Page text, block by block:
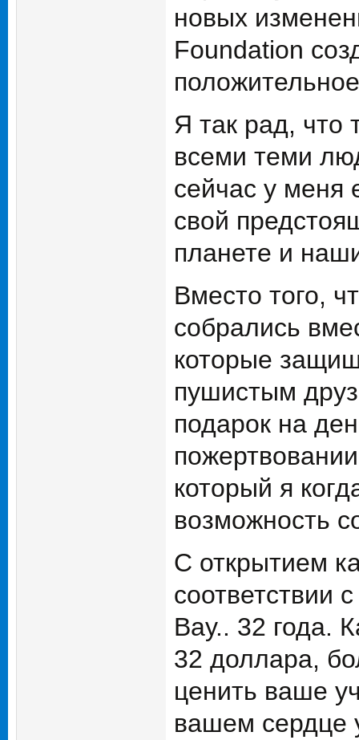
новых
Foundation
Я так рад, что
всеми теми
сейчас у меня
свой
планете и
Вместо того,
собрались
которые
пушистым
подарок на
который я
возможность
С открытием
соответствии
Вау.. 32 года.
32 доллара,
ценить ваше
вашем сердце